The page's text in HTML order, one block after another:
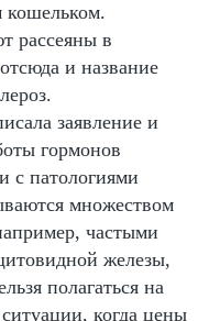
кошельком.
рассеяны в
и название
заявление и
гормонов
с патологиями
множеством
частыми
железы,
полагаться на
когда цены